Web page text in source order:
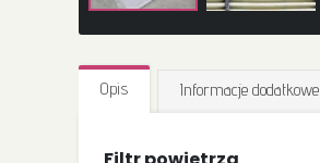
na
początek
Opis Informacje dodatkowe